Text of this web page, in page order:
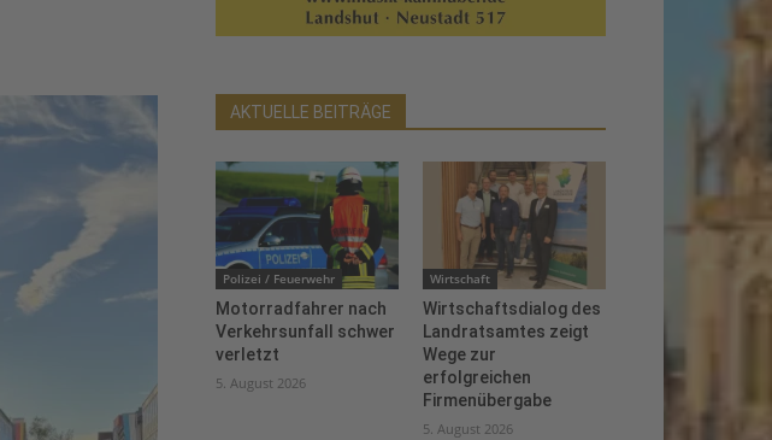
AKTUELLE BEITRÄGE
Polizei / Feuerwehr
Motorradfahrer nach
Verkehrsunfall schwer
verletzt
5. August 2026
Wirtschaft
Wirtschaftsdialog des
Landratsamtes zeigt
Wege zur
erfolgreichen
Firmenübergabe
5. August 2026